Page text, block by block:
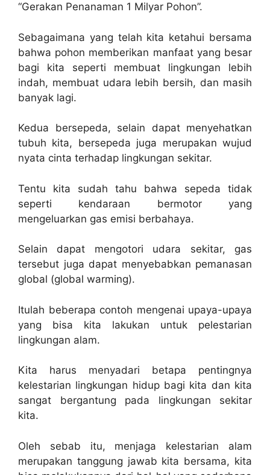
“Gerakan Penanaman 1 Milyar Pohon”.
Sebagaimana yang telah kita ketahui bersama
bahwa pohon memberikan manfaat yang besar
bagi kita seperti membuat lingkungan lebih
indah, membuat udara lebih bersih, dan masih
banyak lagi.
Kedua bersepeda, selain dapat menyehatkan
tubuh kita, bersepeda juga merupakan wujud
nyata cinta terhadap lingkungan sekitar.
Tentu kita sudah tahu bahwa sepeda tidak
seperti kendaraan bermotor yang
mengeluarkan gas emisi berbahaya.
Selain dapat mengotori udara sekitar, gas
tersebut juga dapat menyebabkan pemanasan
global (global warming).
Itulah beberapa contoh mengenai upaya-upaya
yang bisa kita lakukan untuk pelestarian
lingkungan alam.
Kita harus menyadari betapa pentingnya
kelestarian lingkungan hidup bagi kita dan kita
sangat bergantung pada lingkungan sekitar
kita.
Oleh sebab itu, menjaga kelestarian alam
merupakan tanggung jawab kita bersama, kita